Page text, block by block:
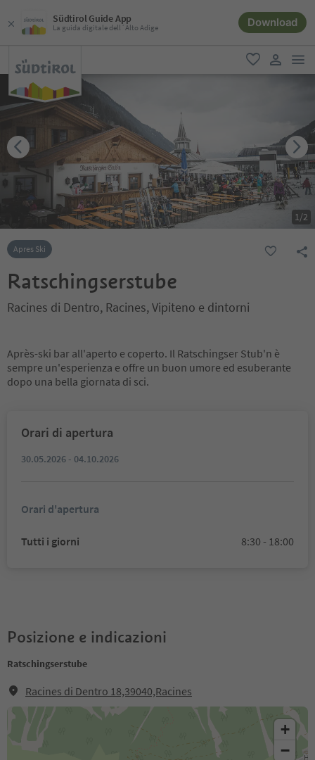
Südtirol Guide App
La guida digitale dell´Alto Adige Download
favoriti
user link
1/2
Apres Ski
Ratschingserstube
Racines di Dentro, Racines, Vipiteno e dintorni
Après-ski bar all'aperto e coperto. Il Ratschingser Stub'n è
sempre un'esperienza e offre un buon umore ed esuberante
dopo una bella giornata di sci.
Orari di apertura
30.05.2026 - 04.10.2026
Orari d'apertura
Tutti i giorni 8:30 - 18:00
Posizione e indicazioni
Ratschingserstube
Racines di Dentro 18,39040,Racines
+
−